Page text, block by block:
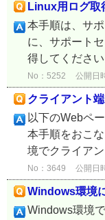
Linux用ログ取
本手順は、サ
に、サポート
得してくださ
No：5252 公開日
クライアント
以下のWebペ
本手順をおこ
境でクライア
No：3649 公開日
Windows環境
Windows環境